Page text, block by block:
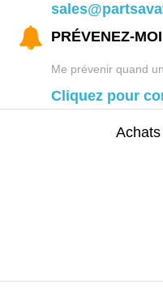
PRÉVENEZ-MOI
Me prévenir quand
Cliquez pour